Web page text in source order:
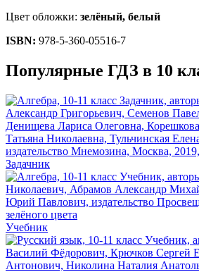
Цвет обложки: зелёный, белый
ISBN: 978-5-360-05516-7
Популярные ГДЗ в 10
Задачник
Учебник